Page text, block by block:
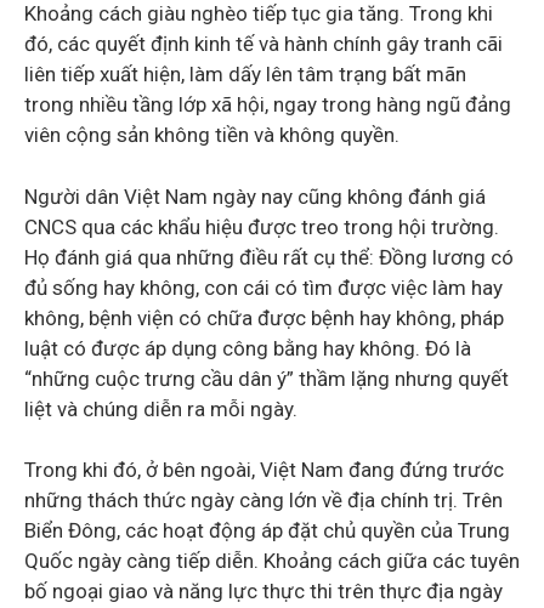
Khoảng cách giàu nghèo tiếp tục gia tăng. Trong khi
đó, các quyết định kinh tế và hành chính gây tranh cãi
liên tiếp xuất hiện, làm dấy lên tâm trạng bất mãn
trong nhiều tầng lớp xã hội, ngay trong hàng ngũ đảng
viên cộng sản không tiền và không quyền.
Người dân Việt Nam ngày nay cũng không đánh giá
CNCS qua các khẩu hiệu được treo trong hội trường.
Họ đánh giá qua những điều rất cụ thể: Đồng lương có
đủ sống hay không, con cái có tìm được việc làm hay
không, bệnh viện có chữa được bệnh hay không, pháp
luật có được áp dụng công bằng hay không. Đó là
“những cuộc trưng cầu dân ý” thầm lặng nhưng quyết
liệt và chúng diễn ra mỗi ngày.
Trong khi đó, ở bên ngoài, Việt Nam đang đứng trước
những thách thức ngày càng lớn về địa chính trị. Trên
Biển Đông, các hoạt động áp đặt chủ quyền của Trung
Quốc ngày càng tiếp diễn. Khoảng cách giữa các tuyên
bố ngoại giao và năng lực thực thi trên thực địa ngày